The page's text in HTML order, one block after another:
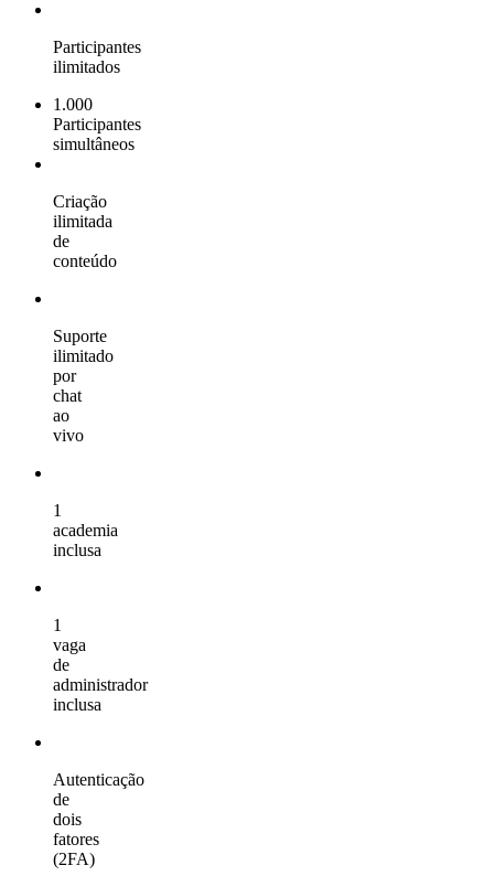
Participantes
ilimitados
1.000
Participantes
simultâneos
Criação
ilimitada
de
conteúdo
Suporte
ilimitado
por
chat
ao
vivo
1
academia
inclusa
1
vaga
de
administrador
inclusa
Autenticação
de
dois
fatores
(2FA)